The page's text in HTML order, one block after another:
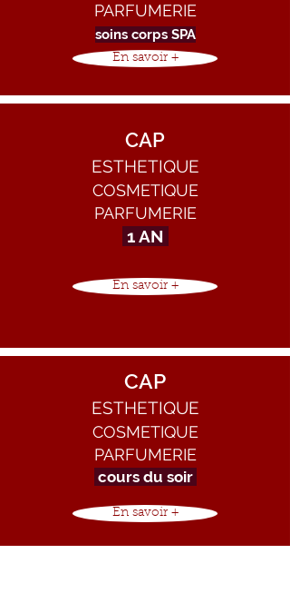
PARFUMERIE
soins corps SPA
En savoir +
CAP
ESTHETIQUE
COSMETIQUE
PARFUMERIE
1 AN
En savoir +
CAP
ESTHETIQUE
COSMETIQUE
PARFUMERIE
cours du soir
En savoir +